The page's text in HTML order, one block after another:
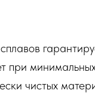
при
чистых